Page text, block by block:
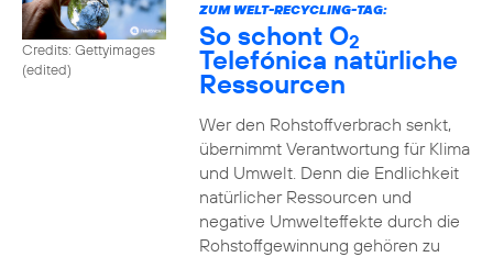
Credits: Gettyimages
(edited)
ZUM WELT-RECYCLING-TAG:
So schont O2
Telefónica natürliche
Ressourcen
Wer den Rohstoffverbrach senkt,
übernimmt Verantwortung für Klima
und Umwelt. Denn die Endlichkeit
natürlicher Ressourcen und
negative Umwelteffekte durch die
Rohstoffgewinnung gehören zu